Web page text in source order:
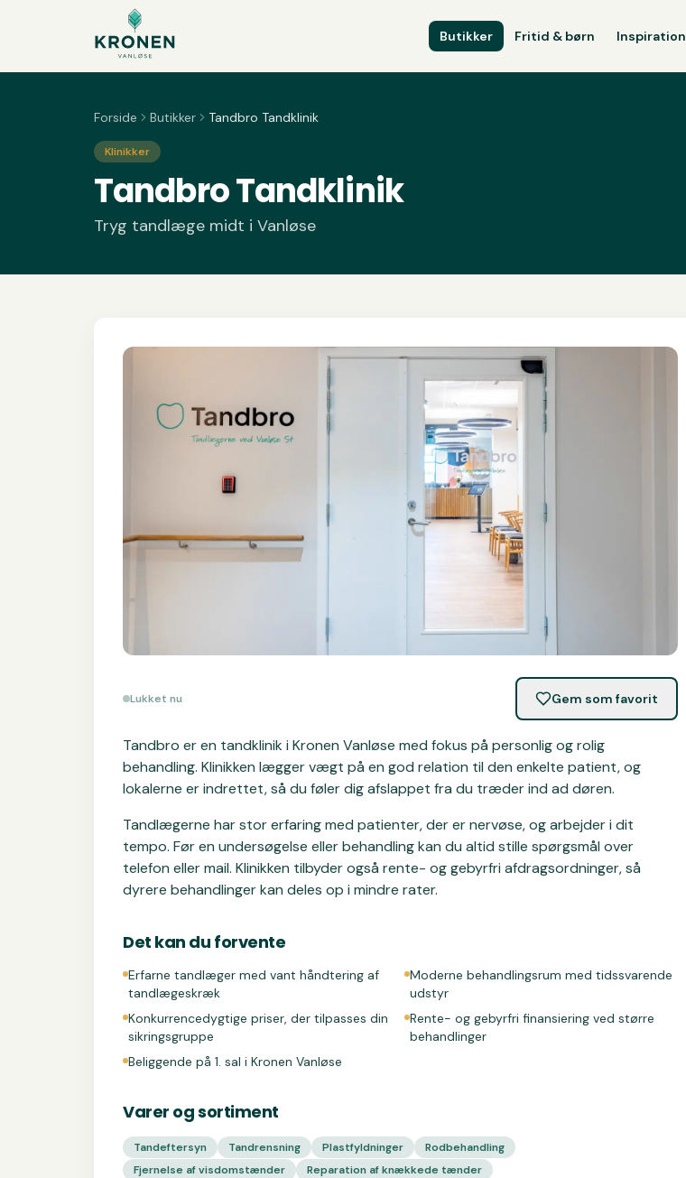
Butikker Fritid & børn Inspiration
Forside Butikker Tandbro Tandklinik
Klinikker
Tandbro Tandklinik
Tryg tandlæge midt i Vanløse
Lukket nu Gem som favorit
Tandbro er en tandklinik i Kronen Vanløse med fokus på personlig og rolig
behandling. Klinikken lægger vægt på en god relation til den enkelte patient, og
lokalerne er indrettet, så du føler dig afslappet fra du træder ind ad døren.
Tandlægerne har stor erfaring med patienter, der er nervøse, og arbejder i dit
tempo. Før en undersøgelse eller behandling kan du altid stille spørgsmål over
telefon eller mail. Klinikken tilbyder også rente- og gebyrfri afdragsordninger, så
dyrere behandlinger kan deles op i mindre rater.
Det kan du forvente
Erfarne tandlæger med vant håndtering af
tandlægeskræk
Moderne behandlingsrum med tidssvarende
udstyr
Konkurrencedygtige priser, der tilpasses din
sikringsgruppe
Rente- og gebyrfri finansiering ved større
behandlinger
Beliggende på 1. sal i Kronen Vanløse
Varer og sortiment
Tandeftersyn Tandrensning Plastfyldninger
Rodbehandling
Fjernelse af visdomstænder
Reparation af knækkede tænder